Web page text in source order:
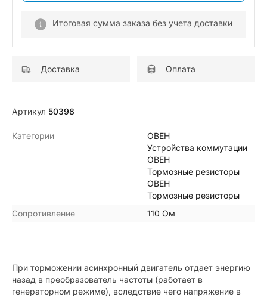
Итоговая сумма заказа без учета доставки
Доставка Оплата
Артикул 50398
Категории
ОВЕН
Устройства коммутации
ОВЕН
Тормозные резисторы
ОВЕН
Тормозные резисторы
Сопротивление
110 Ом
При торможении асинхронный двигатель отдает энергию
назад в преобразователь частоты (работает в
генераторном режиме), вследствие чего напряжение в